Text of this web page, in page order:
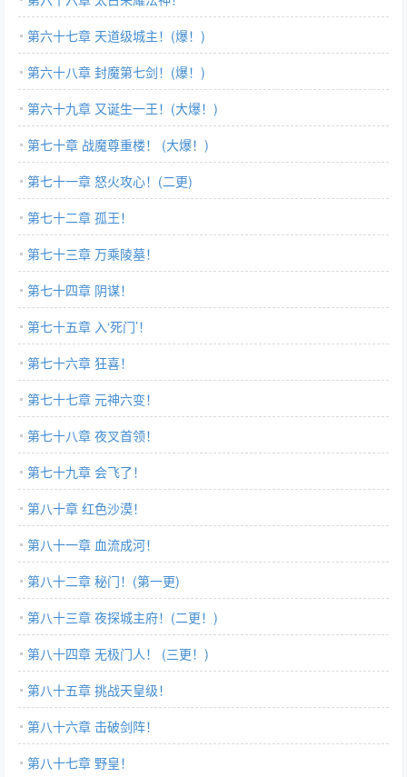
第六十七章 天道级城主！(爆！)
第六十八章 封魔第七剑！(爆！)
第六十九章 又诞生一王！(大爆！)
第七十章 战魔尊重楼！ (大爆！)
第七十一章 怒火攻心！(二更)
第七十二章 孤王！
第七十三章 万乘陵墓！
第七十四章 阴谋！
第七十五章 入‘死门’！
第七十六章 狂喜！
第七十七章 元神六变！
第七十八章 夜叉首领！
第七十九章 会飞了！
第八十章 红色沙漠！
第八十一章 血流成河！
第八十二章 秘门！(第一更)
第八十三章 夜探城主府！(二更！)
第八十四章 无极门人！ (三更！)
第八十五章 挑战天皇级！
第八十六章 击破剑阵！
第八十七章 野皇！